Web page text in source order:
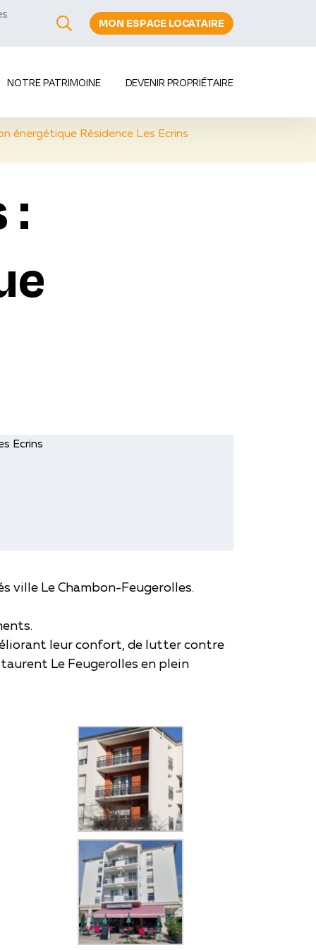
MON ESPACE LOCATAIRE
NOTRE PATRIMOINE DEVENIR PROPRIÉTAIRE
énergétique Résidence Les Ecrins
:
ville Le Chambon-Feugerolles.
leur confort, de lutter contre
Le Feugerolles en plein